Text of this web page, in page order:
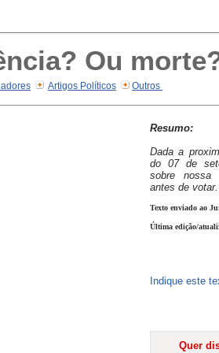
Ou
Artigos Políticos Outros
Resumo:
Dada a
do 07 de
sobre nossa
antes de votar.
Texto enviado ao
Última edição/
Indique este
Quer